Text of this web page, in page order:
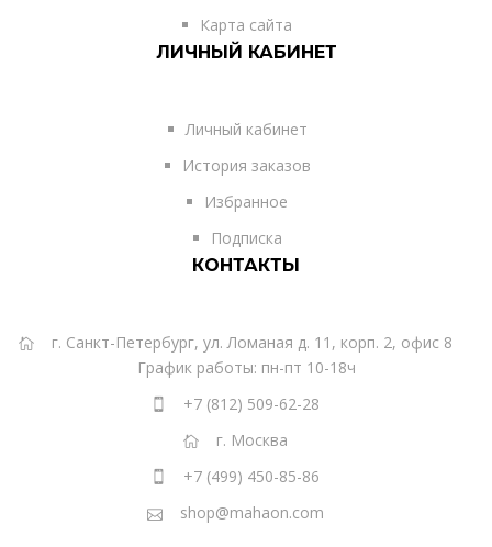
Карта сайта
ЛИЧНЫЙ КАБИНЕТ
Личный кабинет
История заказов
Избранное
Подписка
КОНТАКТЫ
г. Санкт-Петербург, ул. Ломаная д. 11, корп. 2, офис 8
График работы: пн-пт 10-18ч
+7 (812) 509-62-28
г. Москва
+7 (499) 450-85-86
shop@mahaon.com